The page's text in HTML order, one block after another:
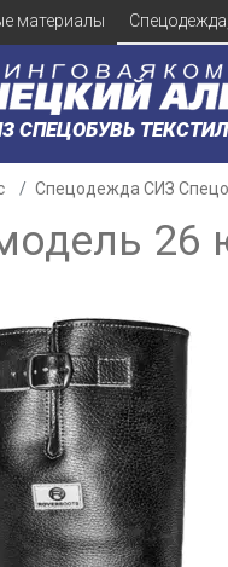
материалы
СПЕЦОБУВЬ
Спецодежда СИЗ
26